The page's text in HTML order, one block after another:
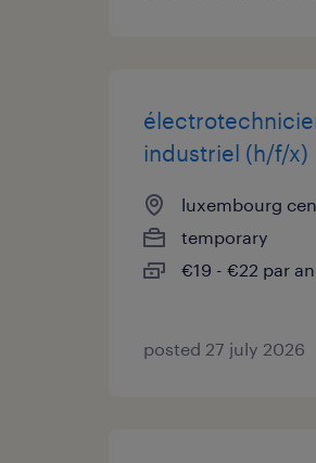
industriel (h/f/x)
luxembourg
temporary
€19 - €22 par
posted 27 july 2026